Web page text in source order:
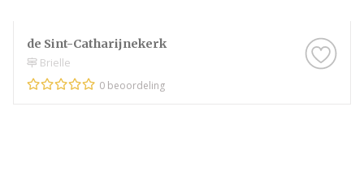
de Sint-Catharijnekerk
Brielle
0 beoordeling